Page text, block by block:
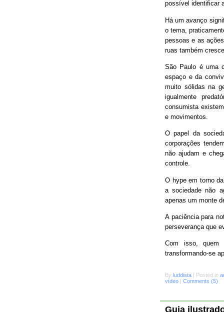
possível identificar
Há um avanço
o tema,
pessoas e as
ruas também
São Paulo é uma
espaço e da
muito sólidas na
igualmente
consumista
e movimentos.
O papel da
corporações
não ajudam e
controle.
O hype em torno
a sociedade não
apenas um monte
A paciência para
perseverança que
Com isso, quem
transformando-se
By luddista | Posted in
vídeo | Comments (5)
Guia